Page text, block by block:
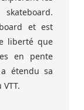
et est
liberté que
en pente
étendu sa